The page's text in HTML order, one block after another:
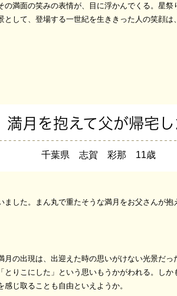
満面の笑みの表情が、目に浮かんでくる。星
して、登場する一世紀を生ききった人の笑顔
満月を抱えて父が帰宅し
千葉県 志賀 彩那 11歳
した。まん丸で重たそうな満月をお父さんが
の出現は、出迎えた時の思いがけない光景だ
りこにした」という思いもうかがわれる。し
じ取ることも自由といえようか。